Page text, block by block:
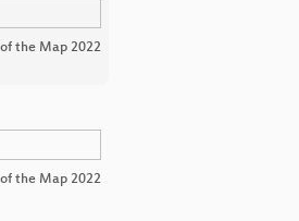
the Map 2022
the Map 2022